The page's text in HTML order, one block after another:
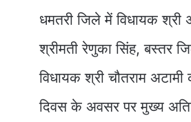
धमतरी जिले में विधायक
श्रीमती रेणुका सिंह, बस्तर
विधायक श्री चौतराम
दिवस के अवसर पर मुख्य